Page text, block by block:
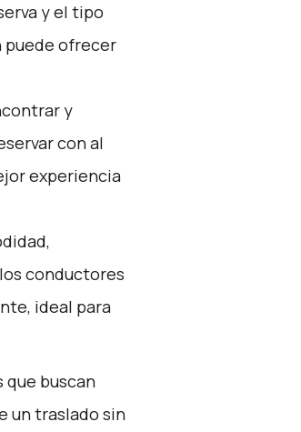
y el tipo
puede ofrecer
y
con al
experiencia
conductores
ideal para
que buscan
un traslado sin